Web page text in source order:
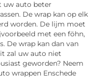
uw auto beter
De wrap kan op elk
worden. De lijm moet
met een föhn,
De wrap kan dan van
zal uw auto niet
geworden? Neem
wrappen Enschede